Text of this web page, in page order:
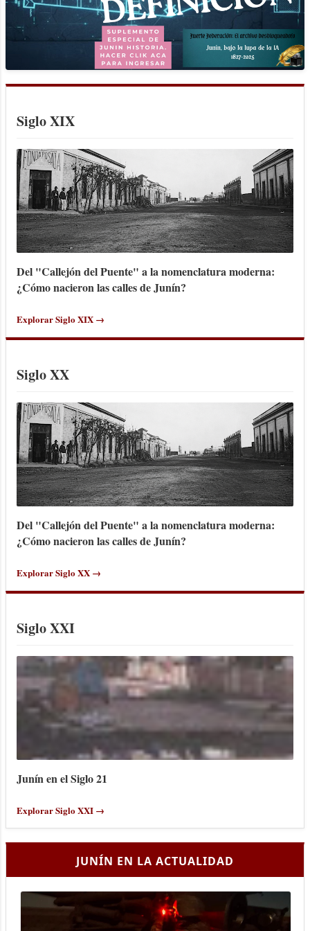
sus frutos. Al logro de estos fines
contribuiría poderosamente un grupo de
inquietos y decididos vecinos cuyos
nombres se encontrarán desde ese
momento en cuantos acontecimientos de
importancia o de interés para Junín
Telésforo Chávez, ent...
Siglo XIX
Del "Callejón del Puente" a la nomenclatura moderna:
¿Cómo nacieron las calles de Junín?
Explorar Siglo XIX →
Siglo XX
Del "Callejón del Puente" a la nomenclatura moderna:
¿Cómo nacieron las calles de Junín?
Explorar Siglo XX →
Siglo XXI
Junín en el Siglo 21
Explorar Siglo XXI →
JUNÍN EN LA ACTUALIDAD